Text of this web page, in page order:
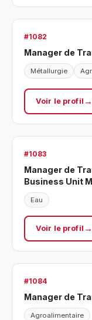
#1082
Manager de
Métallurgie
Voir le profil
#1083
Manager de
Business Unit
Eau
Voir le profil
#1084
Manager de
Agroalimentaire